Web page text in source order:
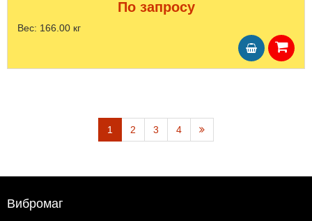
По запросу
Вес: 166.00 кг
1 2 3 4
Вибромаг